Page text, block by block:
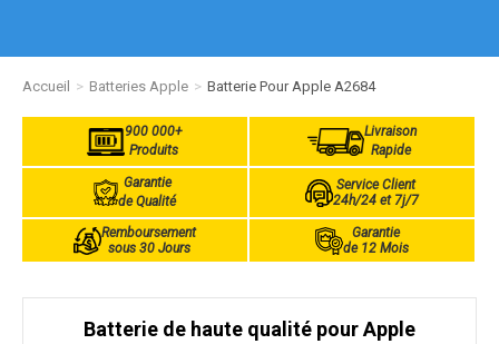
Accueil Batteries Apple Batterie Pour Apple A2684
900 000+
Produits
Livraison
Rapide
Garantie
de Qualité
Service Client
24h/24 et 7j/7
Remboursement
sous 30 Jours
Garantie
de 12 Mois
Batterie de haute qualité pour Apple